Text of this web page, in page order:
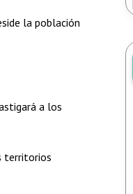
la población
a los
territorios